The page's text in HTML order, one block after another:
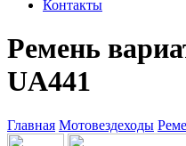
Контакты
Ремень
UA441
Главная Мотовездеходы